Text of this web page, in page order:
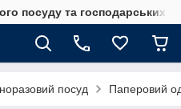
посуду та господарських
посуд Паперовий